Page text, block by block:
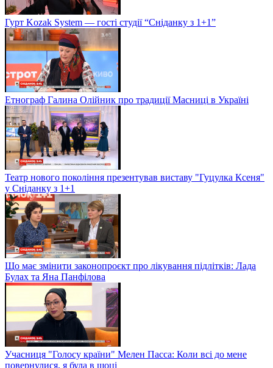
Гурт Kozak System — гості студії “Сніданку з 1+1”
Етнограф Галина Олійник про традиції Масниці в Україні
Театр нового покоління презентував виставу "Гуцулка Ксеня"
у Сніданку з 1+1
Що має змінити законопроєкт про лікування підлітків: Лада
Булах та Яна Панфілова
Учасниця "Голосу країни" Мелен Пасса: Коли всі до мене
повернулися, я була в шоці